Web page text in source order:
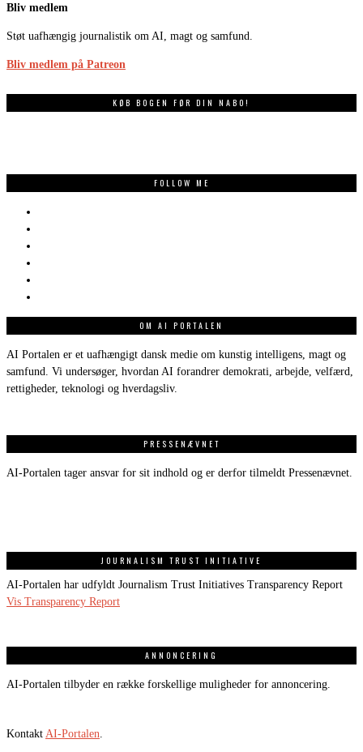
Bliv medlem
Støt uafhængig journalistik om AI, magt og samfund.
Bliv medlem på Patreon
KØB BOGEN FØR DIN NABO!
FOLLOW ME
OM AI PORTALEN
AI Portalen er et uafhængigt dansk medie om kunstig intelligens, magt og
samfund. Vi undersøger, hvordan AI forandrer demokrati, arbejde, velfærd,
rettigheder, teknologi og hverdagsliv.
PRESSENÆVNET
AI-Portalen tager ansvar for sit indhold og er derfor tilmeldt Pressenævnet.
JOURNALISM TRUST INITIATIVE
AI-Portalen har udfyldt Journalism Trust Initiatives Transparency Report
Vis Transparency Report
ANNONCERING
AI-Portalen tilbyder en række forskellige muligheder for annoncering.
Kontakt AI-Portalen